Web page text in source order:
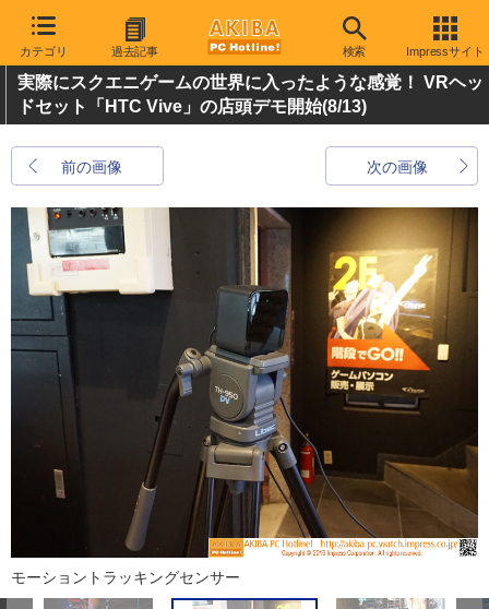
カテゴリ 過去記事 検索 Impressサイト
実際にスクエニゲームの世界に入ったような感覚！ VRヘッ
ドセット「HTC Vive」の店頭デモ開始(8/13)
前の画像 次の画像
モーショントラッキングセンサー